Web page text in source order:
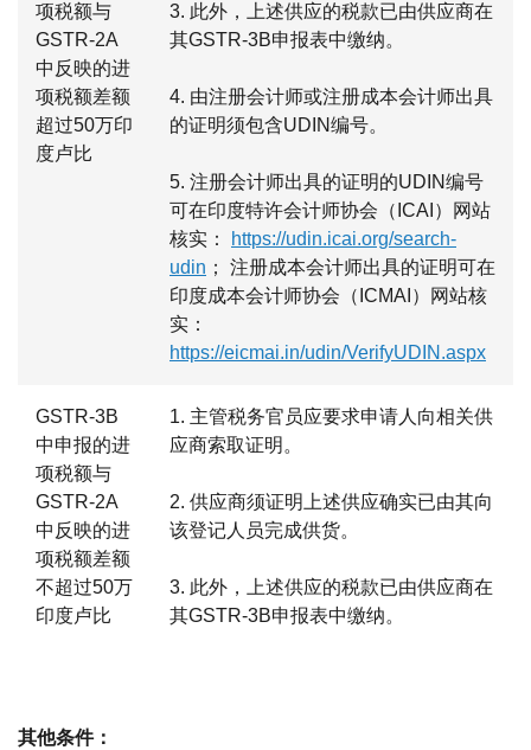
项税额与
GSTR-2A
中反映的进
项税额差额
超过50万印
度卢比
3. 此外，上述供应的税款已由供应商在
其GSTR-3B申报表中缴纳。
4. 由注册会计师或注册成本会计师出具
的证明须包含UDIN编号。
5. 注册会计师出具的证明的UDIN编号
可在印度特许会计师协会（ICAI）网站
核实：
https://udin.icai.org/search-
udin ； 注册成本会计师出具的证明可在
印度成本会计师协会（ICMAI）网站核
实：
https://eicmai.in/udin/VerifyUDIN.aspx
GSTR-3B
中申报的进
项税额与
GSTR-2A
中反映的进
项税额差额
不超过50万
印度卢比
1. 主管税务官员应要求申请人向相关供
应商索取证明。
2. 供应商须证明上述供应确实已由其向
该登记人员完成供货。
3. 此外，上述供应的税款已由供应商在
其GSTR-3B申报表中缴纳。
其他条件：